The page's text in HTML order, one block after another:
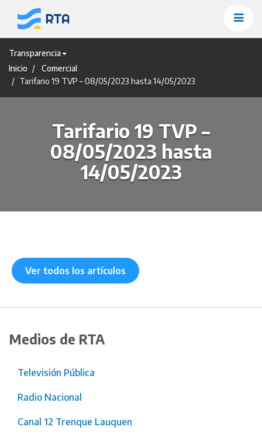
contenido
Transparencia
Inicio
Comercial
Tarifario 19 TVP – 08/05/2023 hasta 14/05/2023
Tarifario 19 TVP –
08/05/2023 hasta
14/05/2023
Ver todos los artículos
Medios de RTA
Televisión Pública
Radio Nacional
Canal 12 Trenque Lauquen